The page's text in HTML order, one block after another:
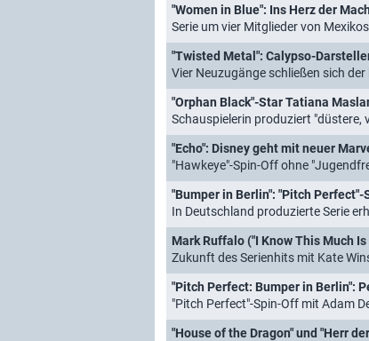
"Women in Blue": Ins Herz der
Serie um vier Mitglieder von
"Twisted Metal": Calypso-
Vier Neuzugänge schließen sich
"Orphan Black"-Star Tatiana
Schauspielerin produziert
"Echo": Disney geht mit neuer
"Hawkeye"-Spin-Off ohne
"Bumper in Berlin": "Pitch
In Deutschland produzierte Serie
Mark Ruffalo ("I Know This Much
Zukunft des Serienhits mit Kate
"Pitch Perfect: Bumper in Berlin":
"Pitch Perfect"-Spin-Off mit Adam
"House of the Dragon" und "Herr